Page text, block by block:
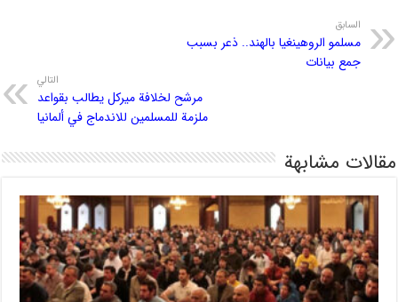
السابق
مسلمو الروهينغيا بالهند.. ذعر بسبب
جمع بيانات
التالي
مرشح لخلافة ميركل يطالب بقواعد
ملزمة للمسلمين للاندماج في ألمانيا
مقالات مشابهة